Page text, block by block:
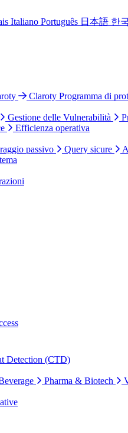
Italiano Português 日本語 한
Claroty Programma di
Gestione delle Vulnerabilità
Efficienza operativa
passivo Query sicure
Detection (CTD)
Pharma & Biotech